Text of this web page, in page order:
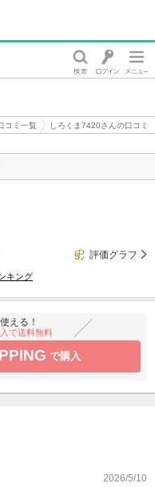
コミ一覧
しろくま7420さんの口コミ
評価グラフ
キング
える！
で送料無料
で購入
2026/5/10